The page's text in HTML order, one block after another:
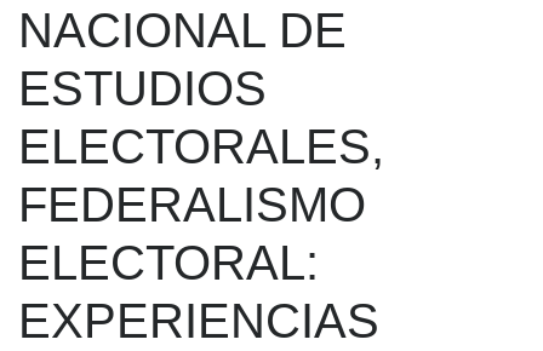
NACIONAL DE
ESTUDIOS
ELECTORALES,
FEDERALISMO
ELECTORAL:
EXPERIENCIAS